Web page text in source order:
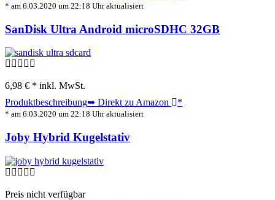
* am 6.03.2020 um 22:18 Uhr aktualisiert
SanDisk Ultra Android microSDHC 32GB
6,98 € * inkl. MwSt.
Produktbeschreibung➥ Direkt zu Amazon *
* am 6.03.2020 um 22:18 Uhr aktualisiert
Joby Hybrid Kugelstativ
Preis nicht verfügbar